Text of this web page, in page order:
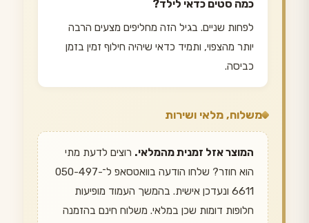
כמה סטים כדאי לילד?
לפחות שניים. בגיל הזה מחליפים מצעים הרבה
יותר מהצפוי, ותמיד כדאי שיהיה חילוף זמין בזמן
כביסה.
משלוח, מלאי ושירות
המוצר אזל זמנית מהמלאי. רוצים לדעת מתי
הוא חוזר? שלחו הודעה בוואטסאפ ל־050-497-
6611 ונעדכן אישית. בהמשך העמוד מופיעות
חלופות דומות שכן במלאי. משלוח חינם בהזמנה